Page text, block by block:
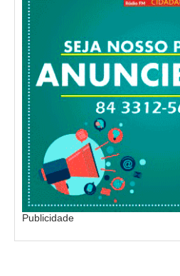
Publicidade